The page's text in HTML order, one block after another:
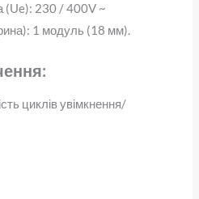
(Ue): 230 / 400V ~
1 модуль (18 мм).
циклів увімкнення/